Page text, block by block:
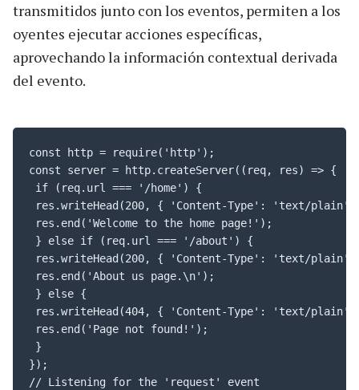
transmitidos junto con los eventos, permiten a los
oyentes ejecutar acciones específicas,
aprovechando la información contextual derivada
del evento.
const http = require('http');
const server = http.createServer((req, res) => {
if (req.url === '/home') {
res.writeHead(200, { 'Content-Type': 'text/plain'
res.end('Welcome to the home page!');
} else if (req.url === '/about') {
res.writeHead(200, { 'Content-Type': 'text/plain'
res.end('About us page.\n');
} else {
res.writeHead(404, { 'Content-Type': 'text/plain'
res.end('Page not found!');
}
});
// Listening for the 'request' event